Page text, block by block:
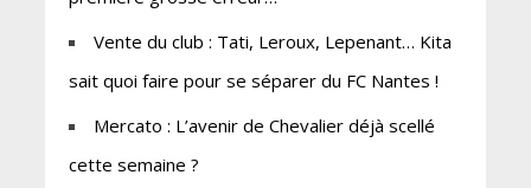
Vente du club : Tati, Leroux, Lepenant… Kita
sait quoi faire pour se séparer du FC Nantes !
Mercato : L’avenir de Chevalier déjà scellé
cette semaine ?